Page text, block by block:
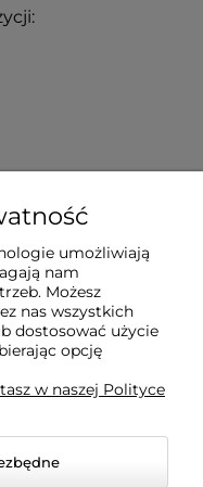
umożliwiają
nam
Możesz
nas wszystkich
dostosować użycie
opcję
w naszej Polityce